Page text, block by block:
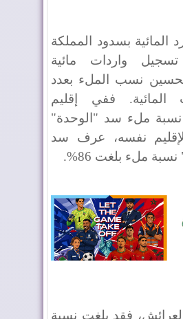
المائية بسدود المملكة
تسجيل واردات مائية
نسب الملء بعدد
ففي إقليم
نسبة ملء سد "الوحدة"
نفسه، عرف سد
ملء بلغت 86%.
فقد بلغت نسبة